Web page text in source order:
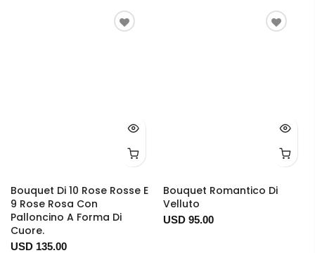
Bouquet Di 10 Rose Rosse E
9 Rose Rosa Con
Palloncino A Forma Di
Cuore.
USD 135.00
Bouquet Romantico Di
Velluto
USD 95.00